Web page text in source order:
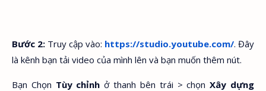
Bước 2: Truy cập vào: https://studio.youtube.com/. Đây
là kênh bạn tải video của mình lên và bạn muốn thêm nút.
Bạn Chọn Tùy chỉnh ở thanh bên trái > chọnXây dựng